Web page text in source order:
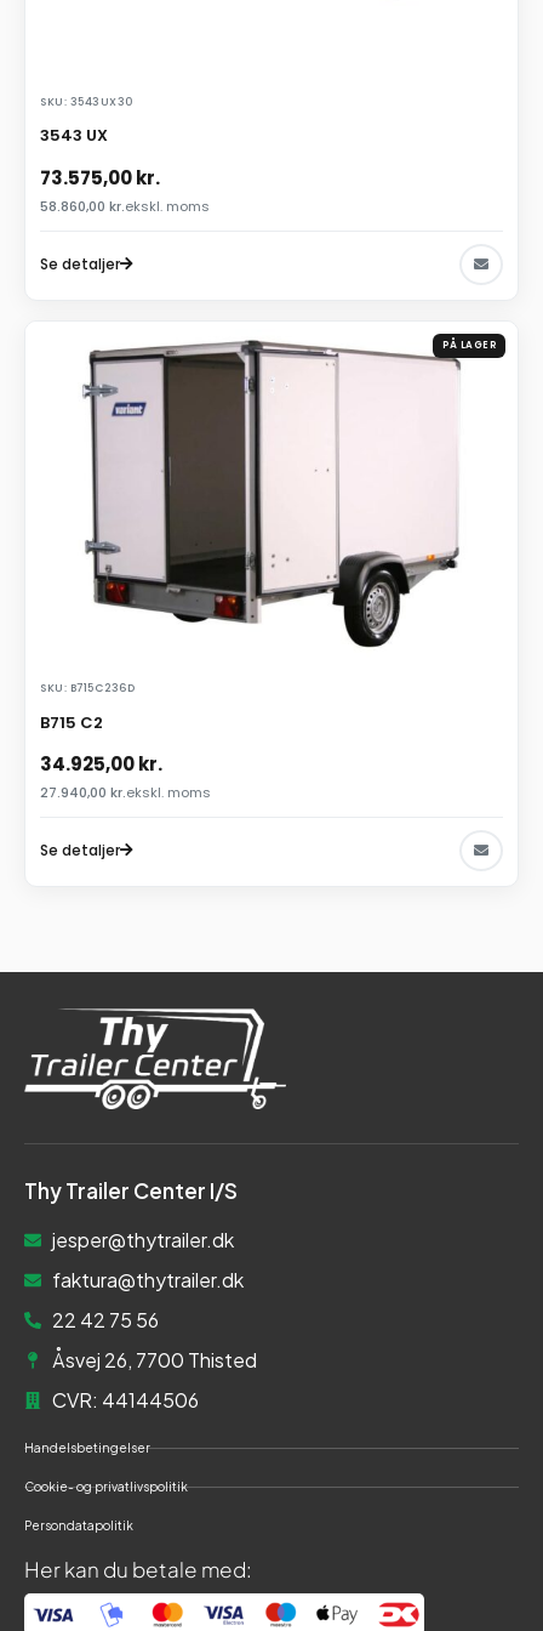
SKU: 3543UX30
3543 UX
73.575,00kr.
58.860,00 kr.ekskl. moms
Se detaljer
PÅ LAGER
SKU: B715C236D
B715 C2
34.925,00kr.
27.940,00 kr.ekskl. moms
Se detaljer
Thy Trailer Center I/S
jesper@thytrailer.dk
faktura@thytrailer.dk
22 42 75 56
Åsvej 26, 7700 Thisted
CVR: 44144506
Handelsbetingelser
Cookie- og privatlivspolitik
Persondatapolitik
Her kan du betale med: